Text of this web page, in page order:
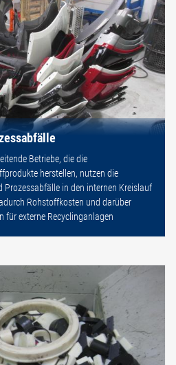
Betriebe, die die
herstellen, nutzen die
in den internen Kreislauf
Rohstoffkosten und darüber
für externe Recyclinganlagen